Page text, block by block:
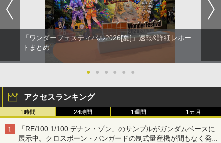
「ワンダーフェスティバル2026[夏]」速報&詳細レポー
トまとめ
● ● ● ● ● ●
アクセスランキング
1時間 24時間 1週間 1カ月
「RE/100 1/100 デナン・ゾン」のサンプルがガンダムベースに
展示中。クロスボーン・バンガードの制式量産機が間もなく発送